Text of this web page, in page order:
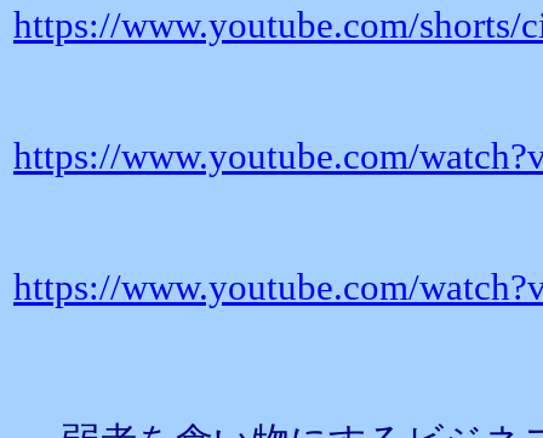
https://www.youtube.com/shorts/
https://www.youtube.com/
https://www.youtube.com/